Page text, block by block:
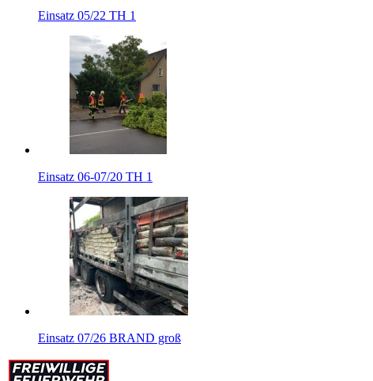
Einsatz 05/22 TH 1
Einsatz 06-07/20 TH 1
Einsatz 07/26 BRAND groß